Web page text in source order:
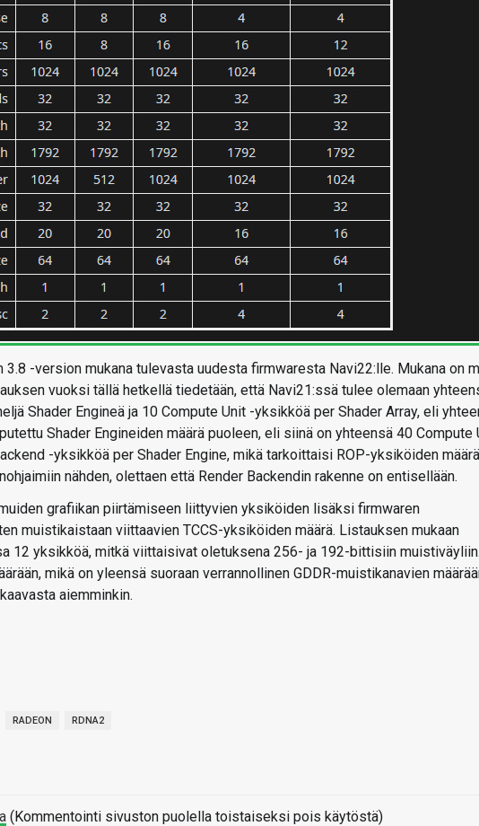
3.8 -version mukana tulevasta uudesta firmwaresta Navi22:lle. Mukana on
vuoksi tällä hetkellä tiedetään, että Navi21:ssä tulee olemaan
Shader Engineä ja 10 Compute Unit -yksikköä per Shader Array, eli
Shader Engineiden määrä puoleen, eli siinä on yhteensä 40 Compute
-yksikköä per Shader Engine, mikä tarkoittaisi ROP-yksiköiden
nähden, olettaen että Render Backendin rakenne on entisellään.
grafiikan piirtämiseen liittyvien yksiköiden lisäksi firmwaren
muistikaistaan viittaavien TCCS-yksiköiden määrä. Listauksen mukaan
12 yksikköä, mitkä viittaisivat oletuksena 256- ja 192-bittisiin
mikä on yleensä suoraan verrannollinen GDDR-muistikanavien
aiemminkin.
RADEON RDNA2
(Kommentointi sivuston puolella toistaiseksi pois käytöstä)